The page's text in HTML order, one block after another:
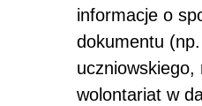
informacje o
dokumentu
wolontariat w